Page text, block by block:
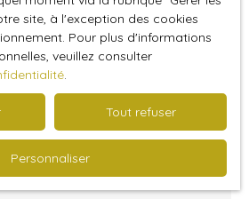
site, à l'exception des cookies
Pour plus d'informations
veuillez consulter
.
Tout refuser
Personnaliser